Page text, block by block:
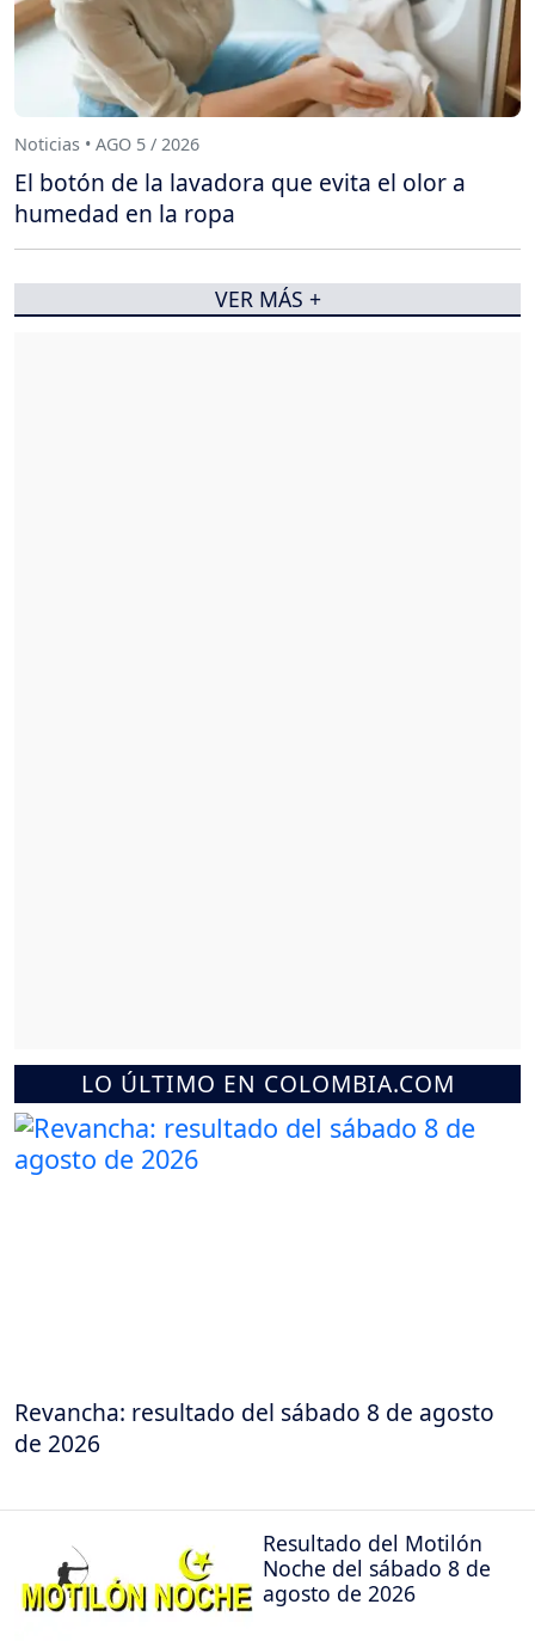
LO ÚLTIMO EN COLOMBIA.COM
Revancha: resultado del sábado 8 de agosto
de 2026
Resultado del Motilón
Noche del sábado 8 de
agosto de 2026
Noticias • AGO 5 / 2026
El botón de la lavadora que evita el olor a
humedad en la ropa
VER MÁS +